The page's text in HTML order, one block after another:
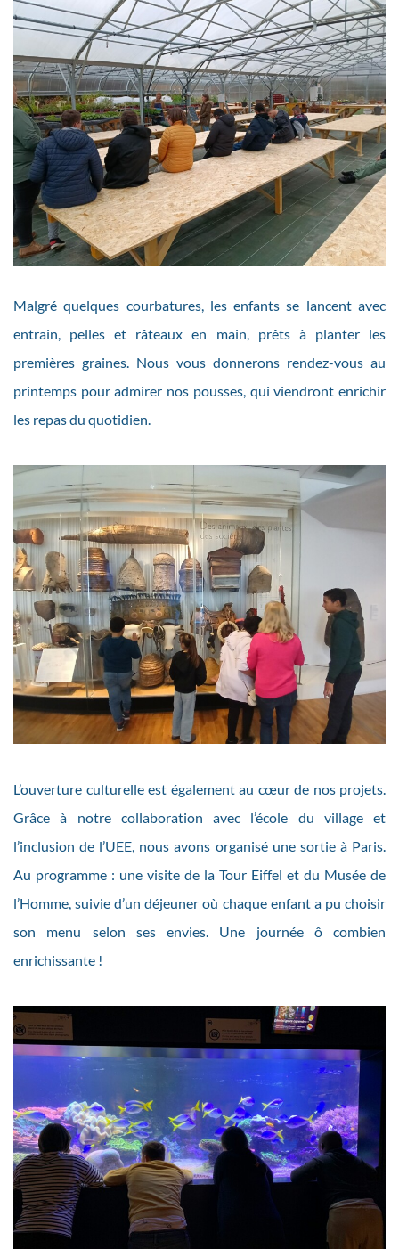
Malgré quelques courbatures, les enfants se lancent avec
entrain, pelles et râteaux en main, prêts à planter les
premières graines. Nous vous donnerons rendez-vous au
printemps pour admirer nos pousses, qui viendront enrichir
les repas du quotidien.
L’ouverture culturelle est également au cœur de nos projets.
Grâce à notre collaboration avec l’école du village et
l’inclusion de l’UEE, nous avons organisé une sortie à Paris.
Au programme : une visite de la Tour Eiffel et du Musée de
l’Homme, suivie d’un déjeuner où chaque enfant a pu choisir
son menu selon ses envies. Une journée ô combien
enrichissante !